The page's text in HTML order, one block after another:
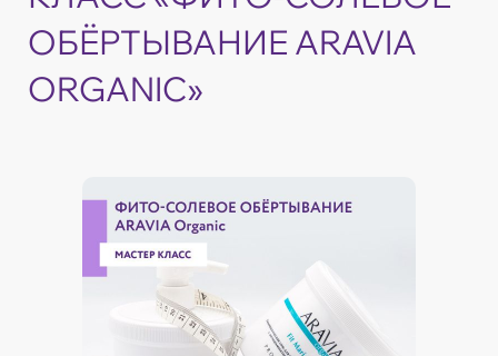
ОБЁРТЫВАНИЕ ARAVIA
ORGANIC»